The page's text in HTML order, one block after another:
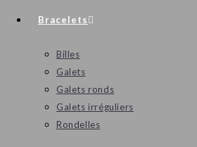
Bracelets
Billes
Galets
Galets ronds
Galets irréguliers
Rondelles